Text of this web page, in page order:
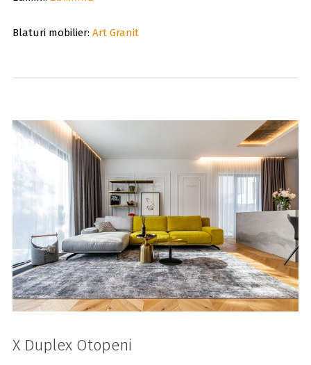
Blaturi mobilier: Art Granit
X Duplex Otopeni